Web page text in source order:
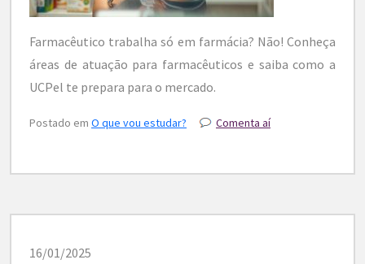
Farmacêutico trabalha só em farmácia? Não! Conheça
áreas de atuação para farmacêuticos e saiba como a
UCPel te prepara para o mercado.
Postado em O que vou estudar? Comenta aí
16/01/2025